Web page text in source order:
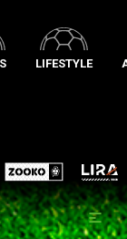
LIFESTYLE
Zooko Lira
